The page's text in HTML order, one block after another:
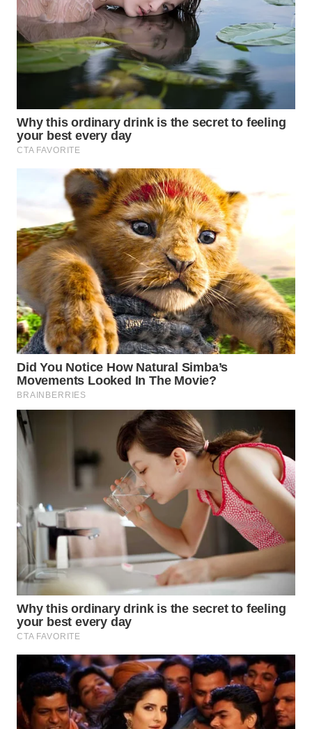
PAKPAK
WN
KARAWANG
BEKASI
WN
WN
TAPANULI
UTARA
WN
SAMOSIR
WN
PADANG
LAWAS
SUMEDANG
WN
KEPULAUAN
SERIBU
WN
TANGERANG
WN
WN
CIREBON